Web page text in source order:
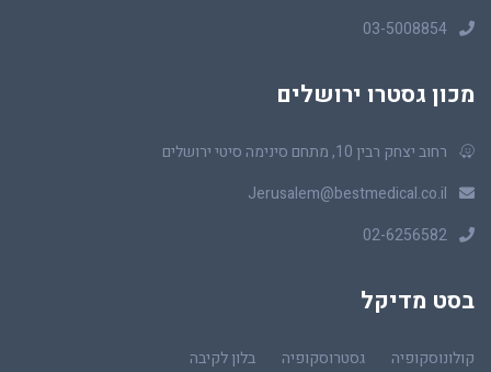
03-5008854
מכון גסטרו ירושלים
רחוב יצחק רבין 10, מתחם סינימה סיטי ירושלים
Jerusalem@bestmedical.co.il
02-6256582
בסט מדיקל
קולונוסקופיה גסטרוסקופיה
בלון לקיבה